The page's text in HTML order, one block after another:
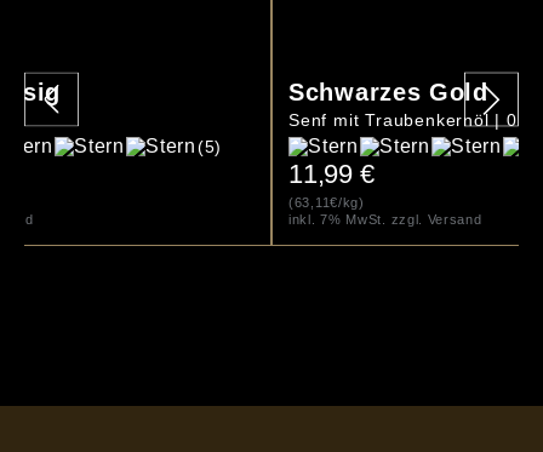
(5)
Schwarzes Gold
Senf mit Traubenkernöl |
11,99 €
(63,11€/kg)
inkl. 7% MwSt. zzgl. Versand